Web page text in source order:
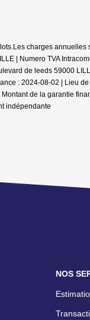
charges annuelles
| Numero TVA
de leeds 59000
: 2024-08-02 | Lieu
de la garantie
indépendante
NOS